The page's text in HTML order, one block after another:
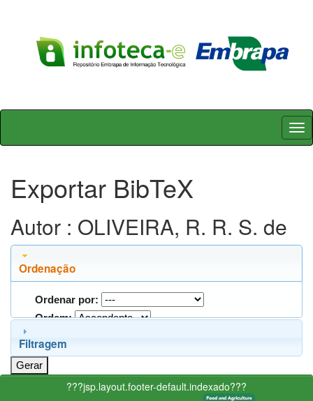
Skip
Exportar BibTeX
Autor : OLIVEIRA, R. R. S. de
Ordenação
Ordenar por:
Ordem:
Filtragem
???jsp.layout.footer-default.indexado???